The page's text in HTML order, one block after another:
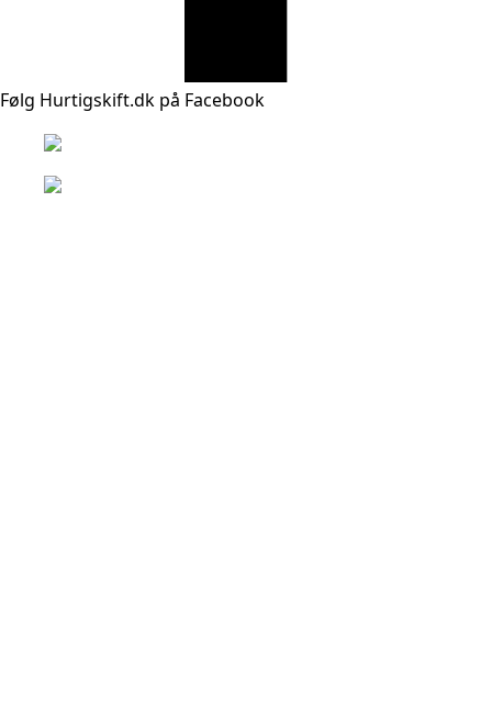
Følg Hurtigskift.dk på Facebook